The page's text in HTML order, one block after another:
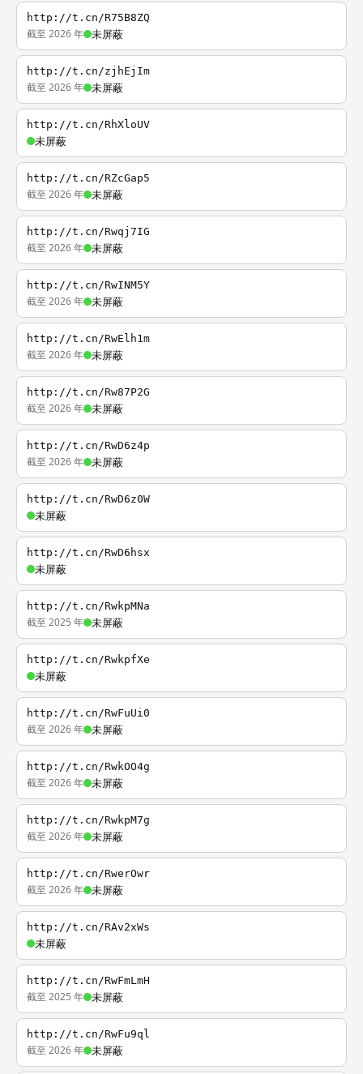
http://t.cn/R75B8ZQ
截至 2026 年 未屏蔽
http://t.cn/zjhEjIm
截至 2026 年 未屏蔽
http://t.cn/RhXloUV
未屏蔽
http://t.cn/RZcGap5
截至 2026 年 未屏蔽
http://t.cn/Rwqj7IG
截至 2026 年 未屏蔽
http://t.cn/RwINM5Y
截至 2026 年 未屏蔽
http://t.cn/RwElh1m
截至 2026 年 未屏蔽
http://t.cn/Rw87P2G
截至 2026 年 未屏蔽
http://t.cn/RwD6z4p
截至 2026 年 未屏蔽
http://t.cn/RwD6z0W
未屏蔽
http://t.cn/RwD6hsx
未屏蔽
http://t.cn/RwkpMNa
截至 2025 年 未屏蔽
http://t.cn/RwkpfXe
未屏蔽
http://t.cn/RwFuUi0
截至 2026 年 未屏蔽
http://t.cn/RwkOO4g
截至 2026 年 未屏蔽
http://t.cn/RwkpM7g
截至 2026 年 未屏蔽
http://t.cn/RwerOwr
截至 2026 年 未屏蔽
http://t.cn/RAv2xWs
未屏蔽
http://t.cn/RwFmLmH
截至 2025 年 未屏蔽
http://t.cn/RwFu9ql
截至 2026 年 未屏蔽